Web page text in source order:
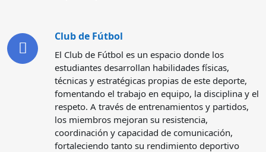
Club de Fútbol
El Club de Fútbol es un espacio donde los
estudiantes desarrollan habilidades físicas,
técnicas y estratégicas propias de este deporte,
fomentando el trabajo en equipo, la disciplina y el
respeto. A través de entrenamientos y partidos,
los miembros mejoran su resistencia,
coordinación y capacidad de comunicación,
fortaleciendo tanto su rendimiento deportivo